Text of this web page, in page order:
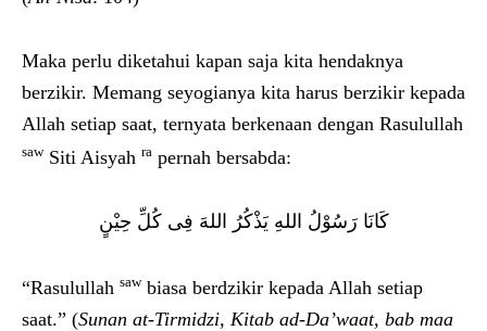
Maka perlu diketahui kapan saja kita hendaknya
berzikir. Memang seyogianya kita harus berzikir kepada
Allah setiap saat, ternyata berkenaan dengan Rasulullah
sawSiti Aisyah ra pernah bersabda:
كَانَا رَسُوْلُ اللهِ يَذْكُرُ اللهَ فِى كُلِّ حِيْنٍ
“Rasulullah sawbiasa berdzikir kepada Allah setiap
saat.” (Sunan at-Tirmidzi, Kitab ad-Da’waat, bab maa